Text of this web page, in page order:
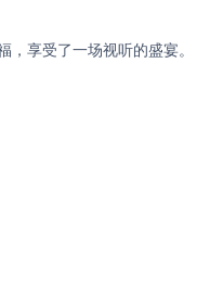
享受了一场视听的盛宴。